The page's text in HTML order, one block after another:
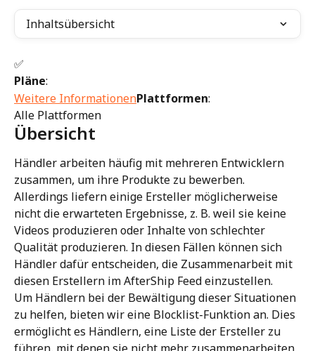
Inhaltsübersicht
✅
Pläne:
Weitere InformationenPlattformen:
Alle Plattformen
Übersicht
Händler arbeiten häufig mit mehreren Entwicklern
zusammen, um ihre Produkte zu bewerben.
Allerdings liefern einige Ersteller möglicherweise
nicht die erwarteten Ergebnisse, z. B. weil sie keine
Videos produzieren oder Inhalte von schlechter
Qualität produzieren. In diesen Fällen können sich
Händler dafür entscheiden, die Zusammenarbeit mit
diesen Erstellern im AfterShip Feed einzustellen.
Um Händlern bei der Bewältigung dieser Situationen
zu helfen, bieten wir eine Blocklist-Funktion an. Dies
ermöglicht es Händlern, eine Liste der Ersteller zu